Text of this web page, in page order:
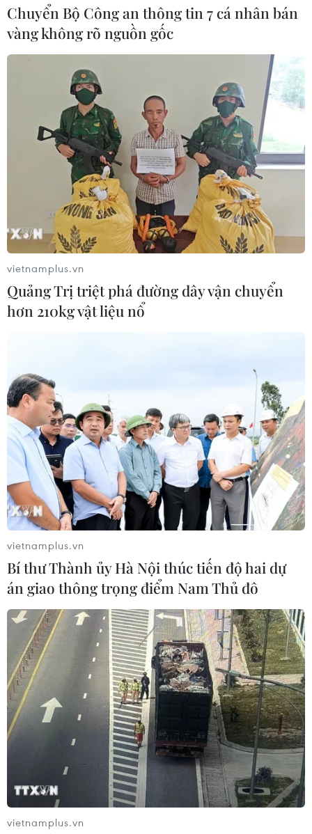
Chuyển Bộ Công an thông tin 7 cá nhân bán
vàng không rõ nguồn gốc
vietnamplus.vn
Quảng Trị triệt phá đường dây vận chuyển
hơn 210kg vật liệu nổ
vietnamplus.vn
Bí thư Thành ủy Hà Nội thúc tiến độ hai dự
án giao thông trọng điểm Nam Thủ đô
vietnamplus.vn